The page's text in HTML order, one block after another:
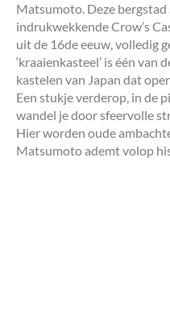
Matsumoto. Deze
indrukwekkende Crow’s
uit de 16de eeuw, volledig
‘kraaienkasteel’ is één van
kastelen van Japan dat
Een stukje verderop, in de
wandel je door sfeervolle
Hier worden oude
Matsumoto ademt volop